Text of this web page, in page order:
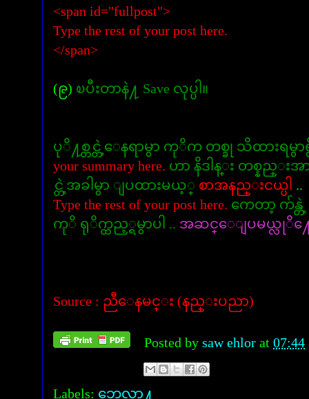
<span id="fullpost">
Type the rest of your post here.
</span>
(၉) ၿပီးတာနဲ႔ Save လုပ္ပါ။
ပုိ႔စ္တင္တဲ့ေနရာမွာ ကုိက တစ္ခု သိထားရမွ
your summary here. ဟာ နိဒါန္း တစ္နည္းအ
င္တဲ့အခါမွာ ျပထားမယ့္ စာအနည္းငယ္ပါ ..
Type the rest of your post here. ကေတာ့ က်န္တဲ့
ကုိ ရုိက္ထည့္ရမွာပါ .. အဆင္ေျပမယ္လုိ႔ေ
Source : ညီေနမင္း (နည္းပညာ)
Posted by saw ehlor at 07:44
Labels: ဘေလာ႔